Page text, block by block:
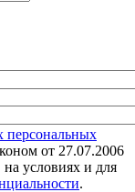
персональных
от 27.07.2006
условиях и для
.